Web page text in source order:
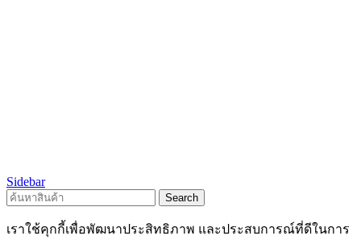
Sidebar
Search
เราใช้คุกกี้เพื่อพัฒนาประสิทธิภาพ และประสบการณ์ที่ดีในการ